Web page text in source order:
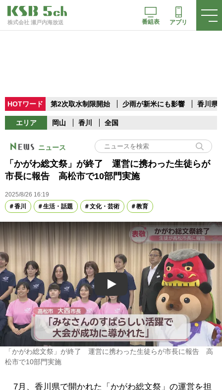
株式会社 瀬戸内海放送 番組表 アプリ
HOTワード 第2次取水制限開始 少雨が新米にも影響 香川県
エリア 岡山 香川 全国
ニュース
「かがわ総文祭」が終了 運営に携わった生徒らが
市長に報告 高松市で10部門実施
2025/8/26 16:19
香川
生活・話題 文化・芸術 教育
Play
「かがわ総文祭」が終了 運営に携わった生徒らが市長に報告 高
松市で10部門実施
7月、香川県で開かれた「かがわ総文祭」の運営を担